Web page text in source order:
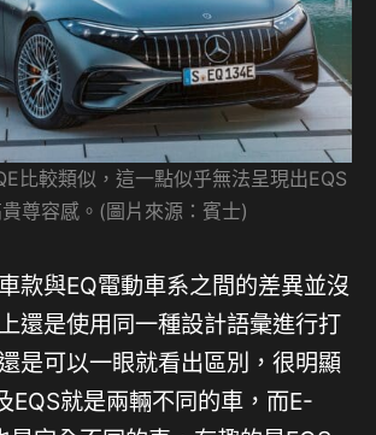
比較類似，這一點似乎無法呈現出EQS
尊容感。(圖片來源：賓士)
款與EQ電動車系之間的差異並沒
還是使用同一種設計語彙進行打
是可以一眼就看出區別，很明顯
EQS就是兩輛不同的車，而E-